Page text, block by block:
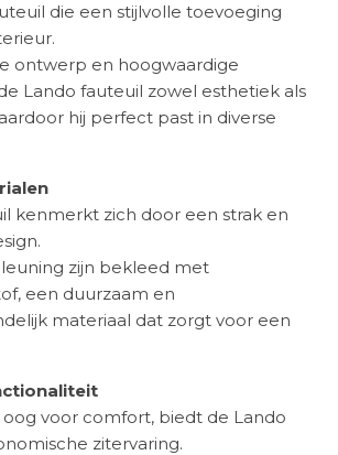
die een stijlvolle toevoeging
ontwerp en hoogwaardige
Lando fauteuil zowel esthetiek als
hij perfect past in diverse
kenmerkt zich door een strak en
zijn bekleed met
een duurzaam en
materiaal dat zorgt voor een
voor comfort, biedt de Lando
zitervaring.